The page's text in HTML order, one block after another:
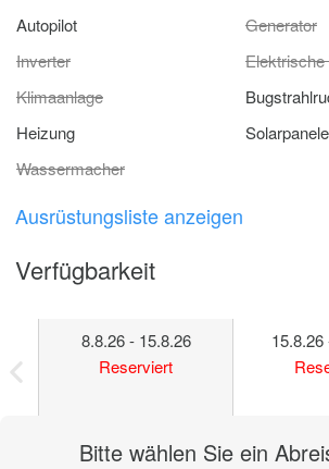
Autopilot
Generator
Inverter
Elektrische
Klimaanlage
Heizung
Solarpanele
Wassermacher
Ausrüstungsliste anzeigen
Verfügbarkeit
8.8.26 - 15.8.26
Reserviert
Bitte wählen Sie ein